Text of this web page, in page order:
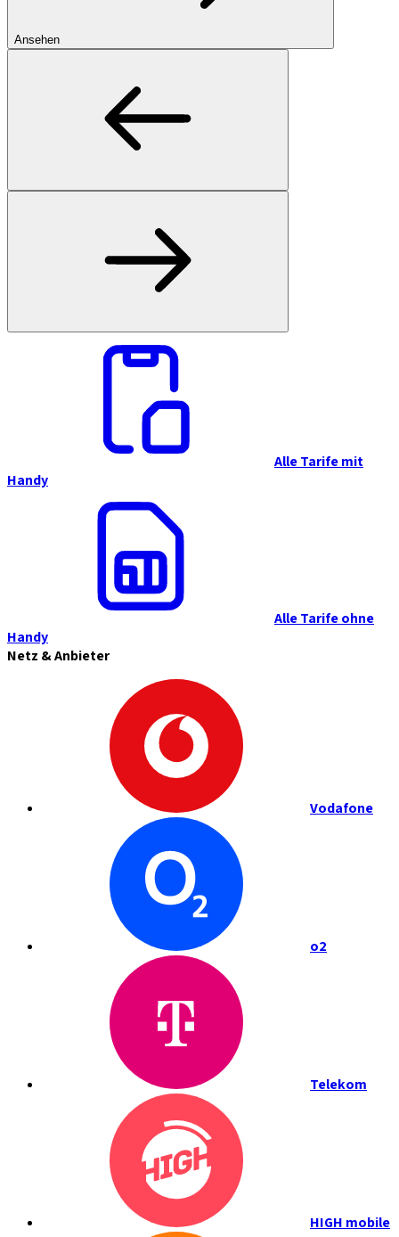
Ansehen
Alle Tarife mit
Handy
Alle Tarife ohne
Handy
Netz & Anbieter
Vodafone
o2
Telekom
HIGH mobile